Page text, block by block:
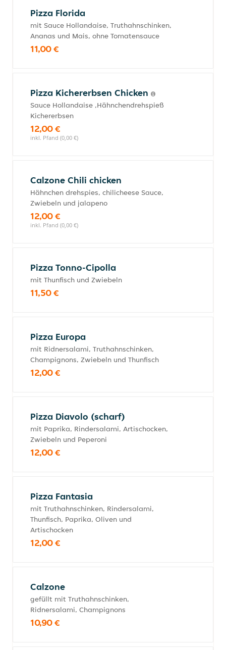
Pizza Florida
mit Sauce Hollandaise, Truthahnschinken,
Ananas und Mais, ohne Tomatensauce
11,00 €
Pizza Kichererbsen Chicken
Sauce Hollandaise ,Hähnchendrehspieß
Kichererbsen
12,00 €
inkl. Pfand (0,00 €)
Calzone Chili chicken
Hähnchen drehspies, chilicheese Sauce,
Zwiebeln und jalapeno
12,00 €
inkl. Pfand (0,00 €)
Pizza Tonno-Cipolla
mit Thunfisch und Zwiebeln
11,50 €
Pizza Europa
mit Ridnersalami, Truthahnschinken,
Champignons, Zwiebeln und Thunfisch
12,00 €
Pizza Diavolo (scharf)
mit Paprika, Rindersalami, Artischocken,
Zwiebeln und Peperoni
12,00 €
Pizza Fantasia
mit Truthahnschinken, Rindersalami,
Thunfisch, Paprika, Oliven und
Artischocken
12,00 €
Calzone
gefüllt mit Truthahnschinken,
Ridnersalami, Champignons
10,90 €